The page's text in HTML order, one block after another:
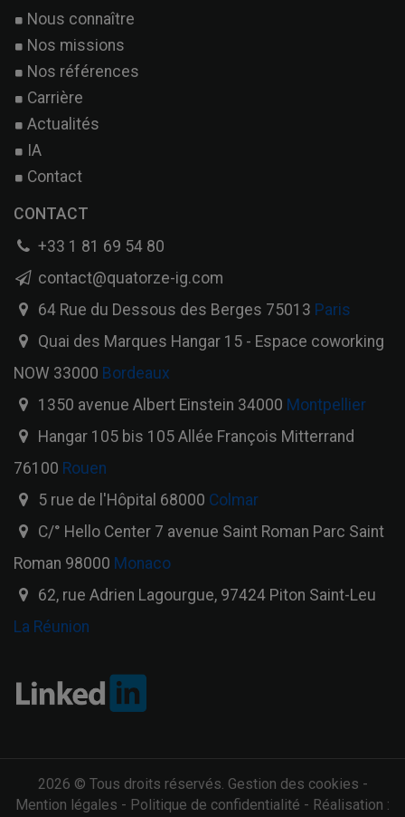
Nous connaître
Nos missions
Nos références
Carrière
Actualités
IA
Contact
CONTACT
+33 1 81 69 54 80
contact@quatorze-ig.com
64 Rue du Dessous des Berges 75013 Paris
Quai des Marques Hangar 15 - Espace coworking
NOW 33000 Bordeaux
1350 avenue Albert Einstein 34000 Montpellier
Hangar 105 bis 105 Allée François Mitterrand
76100 Rouen
5 rue de l'Hôpital 68000 Colmar
C/° Hello Center 7 avenue Saint Roman Parc Saint
Roman 98000 Monaco
62, rue Adrien Lagourgue, 97424 Piton Saint-Leu
La Réunion
2026 © Tous droits réservés. Gestion des cookies -
Mention légales - Politique de confidentialité - Réalisation :